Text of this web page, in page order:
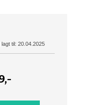
lagt til: 20.04.2025